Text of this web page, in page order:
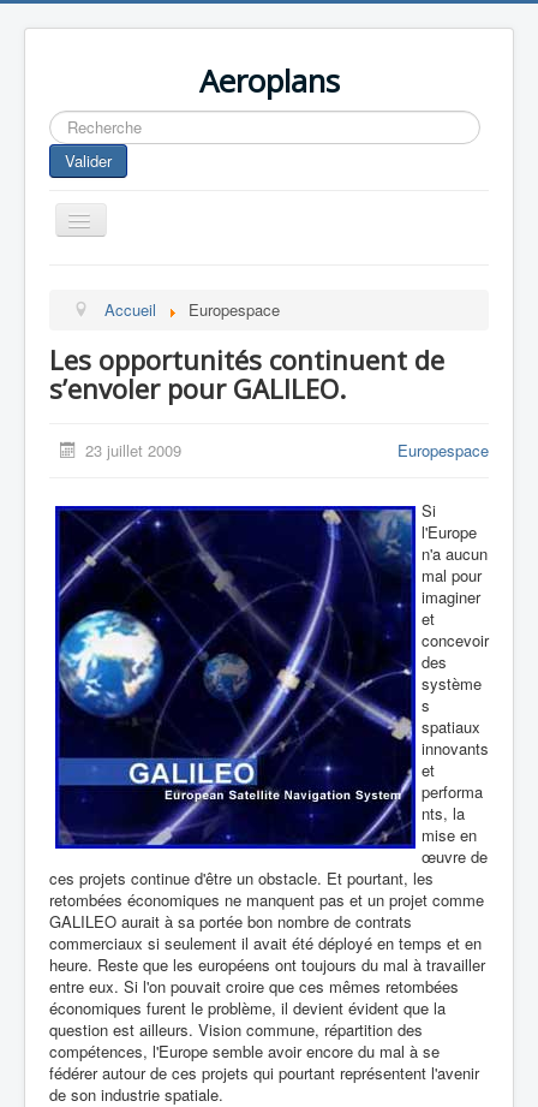
Aeroplans
Rechercher
Valider
Toggle
Navigation
Aviation Commerciale
Aviation d'Affaire
Aviation Militaire
Europespace
Accueil Europespace
Les opportunités continuent de
s’envoler pour GALILEO.
23 juillet 2009 Europespace
Si
l'Europe
n'a aucun
mal pour
imaginer
et
concevoir
des
système
s
spatiaux
innovants
et
performa
nts, la
mise en
œuvre de
ces projets continue d'être un obstacle. Et pourtant, les
retombées économiques ne manquent pas et un projet comme
GALILEO aurait à sa portée bon nombre de contrats
commerciaux si seulement il avait été déployé en temps et en
heure. Reste que les européens ont toujours du mal à travailler
entre eux. Si l'on pouvait croire que ces mêmes retombées
économiques furent le problème, il devient évident que la
question est ailleurs. Vision commune, répartition des
compétences, l'Europe semble avoir encore du mal à se
fédérer autour de ces projets qui pourtant représentent l'avenir
de son industrie spatiale.